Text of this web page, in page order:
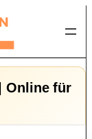
Online für